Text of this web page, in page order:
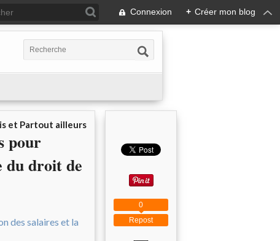
Connexion + Créer mon blog
et Partout ailleurs
pour
du droit de
Repost
0